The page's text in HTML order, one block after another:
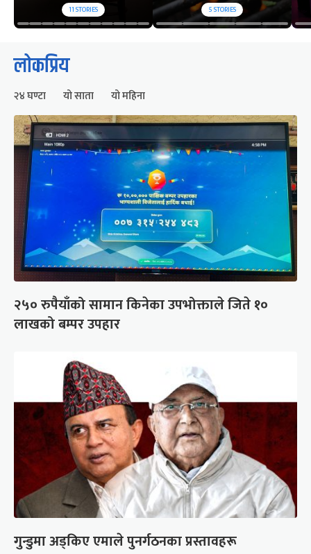
11STORIES 5STORIES
लोकप्रिय
२४ घण्टा यो साता यो महिना
२५० रुपैयाँको सामान किनेका उपभोक्ताले जिते १०
लाखको बम्पर उपहार
गुन्डुमा अड्किए एमाले पुनर्गठनका प्रस्तावहरू